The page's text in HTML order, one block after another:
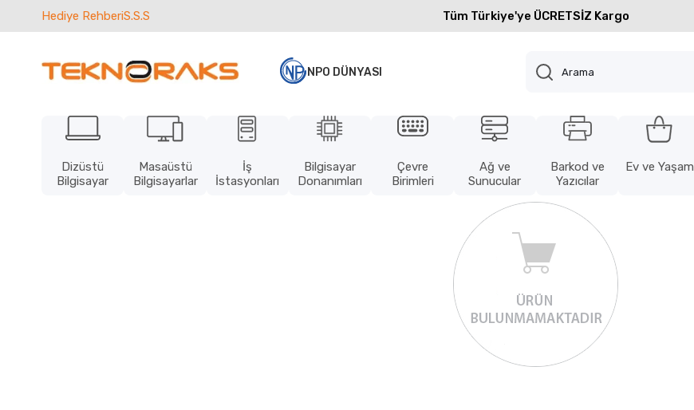
Hediye RehberiS.S.S Tüm Türkiye'ye ÜCRETSİZ Kargo
NPO DÜNYASI
Dizüstü
Bilgisayar
Masaüstü
Bilgisayarlar
İş
İstasyonları
Bilgisayar
Donanımları
Çevre
Birimleri
Ağ ve
Sunucular
Barkod ve
Yazıcılar
Ev ve Yaşam